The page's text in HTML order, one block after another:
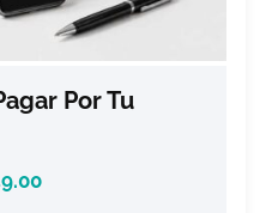
Por Tu